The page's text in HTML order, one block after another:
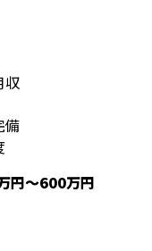
収
備
円～600万円